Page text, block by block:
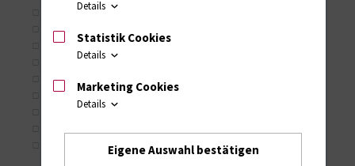
2019
2020
2022
2023
Details
Statistik Cookies
Details
Marketing Cookies
Details
Eigene Auswahl bestätigen